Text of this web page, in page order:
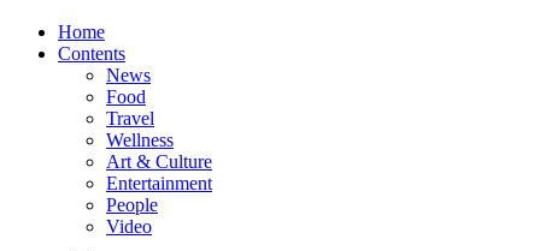
Home
Contents
News
Food
Travel
Wellness
Art & Culture
Entertainment
People
Video